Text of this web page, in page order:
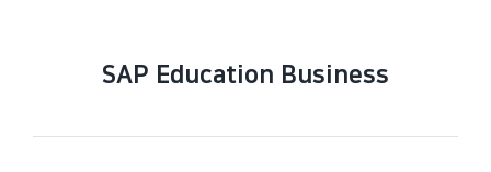
SAP Education Business